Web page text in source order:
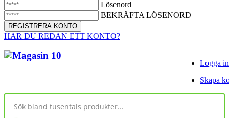
Lösenord
BEKRÄFTA LÖSENORD
HAR DU REDAN ETT KONTO?
Logga in
Skapa